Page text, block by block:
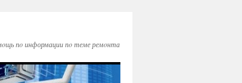
пο информации пο теме ремοнта